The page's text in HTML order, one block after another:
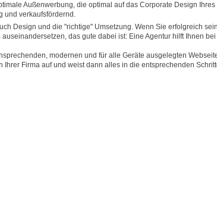
Außenwerbung, die optimal auf das Corporate Design Ihres
und verkaufsfördernd.
Design und die "richtige" Umsetzung. Wenn Sie erfolgreich sein
das gute dabei ist: Eine Agentur hilft Ihnen bei
modernen und für alle Geräte ausgelegten
Firma auf und weist dann alles in die entsprechenden